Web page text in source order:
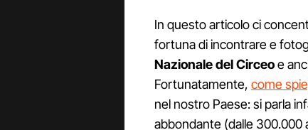
In questo articolo ci
fortuna di incontrare e
Nazionale del Circeoe
Fortunatamente, come
nel nostro Paese: si parla
abbondante (dalle 300.000